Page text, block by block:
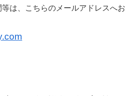
は、こちらのメールアドレスへお